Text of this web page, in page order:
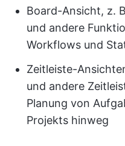
Board-Ansicht, z.
und andere
Workflows und
Zeitleiste-
und andere
Planung von
Projekts hinweg